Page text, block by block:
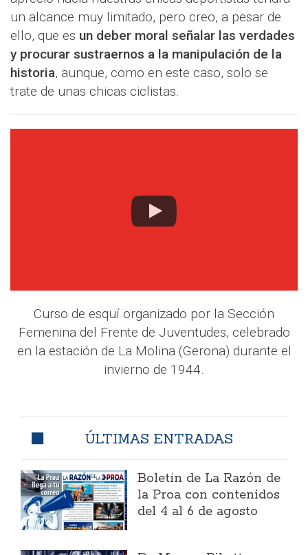
un alcance muy limitado, pero creo, a pesar de
ello, que es un deber moral señalar las verdades
y procurar sustraernos a la manipulación de la
historia, aunque, como en este caso, solo se
trate de unas chicas ciclistas.
Curso de esquí organizado por la Sección
Femenina del Frente de Juventudes, celebrado
en la estación de La Molina (Gerona) durante el
invierno de 1944.
ÚLTIMAS ENTRADAS
Boletín de La Razón de
la Proa con contenidos
del 4 al 6 de agosto